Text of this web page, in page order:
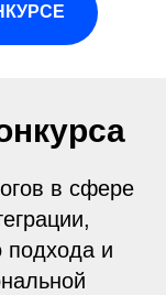
в сфере
подхода и